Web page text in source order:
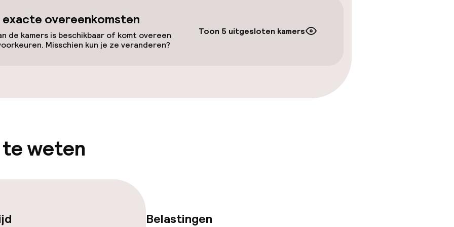
exacte overeenkomsten
de kamers is beschikbaar of komt overeen
Misschien kun je ze veranderen?
Toon 5 uitgesloten kamers
te weten
Belastingen